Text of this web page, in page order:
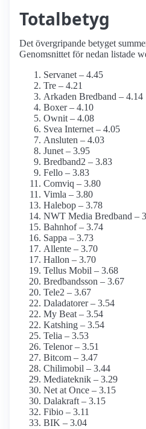
Totalbetyg
Det övergripande betyget
Genomsnittet för nedan listade
Servanet – 4.45
Tre – 4.21
Arkaden Bredband – 4.14
Boxer – 4.10
Ownit – 4.08
Svea Internet – 4.05
Ansluten – 4.03
Junet – 3.95
Bredband2 – 3.83
Fello – 3.83
Comviq – 3.80
Vimla – 3.80
Halebop – 3.78
NWT Media Bredband –
Bahnhof – 3.74
Sappa – 3.73
Allente – 3.70
Hallon – 3.70
Tellus Mobil – 3.68
Bredbandsson – 3.67
Tele2 – 3.67
Daladatorer – 3.54
My Beat – 3.54
Katshing – 3.54
Telia – 3.53
Telenor – 3.51
Bitcom – 3.47
Chilimobil – 3.44
Mediateknik – 3.29
Net at Once – 3.15
Dalakraft – 3.15
Fibio – 3.11
BIK – 3.04